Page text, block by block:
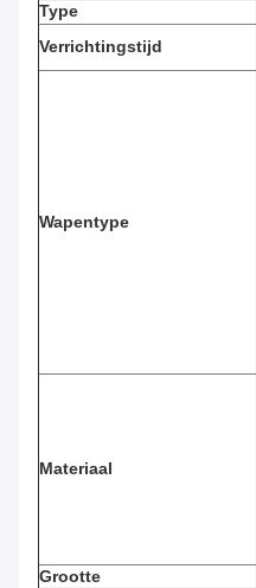
Type
Verrichtingstijd
Wapentype
Materiaal
Grootte